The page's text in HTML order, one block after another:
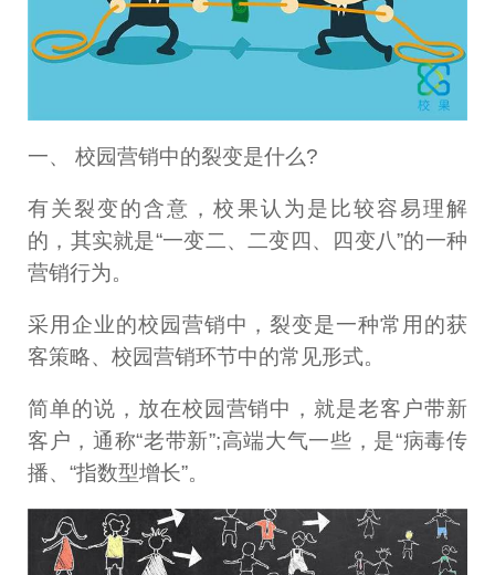
一、 校园营销中的裂变是什么?
有关裂变的含意，校果认为是比较容易理解
的，其实就是“一变二、二变四、四变八”的一种
营销行为。
采用企业的校园营销中，裂变是一种常用的获
客策略、校园营销环节中的常见形式。
简单的说，放在校园营销中，就是老客户带新
客户，通称“老带新”;高端大气一些，是“病毒传
播、“指数型增长”。